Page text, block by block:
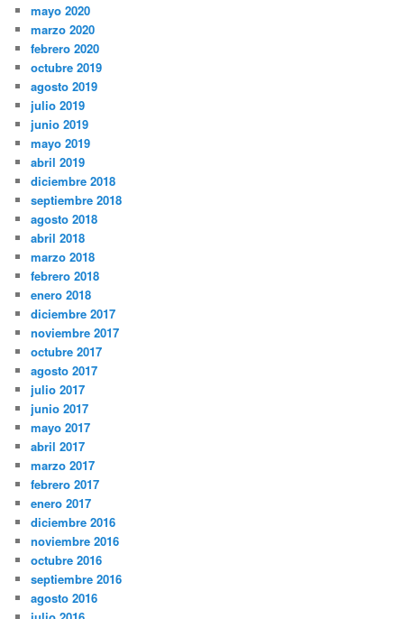
mayo 2020
marzo 2020
febrero 2020
octubre 2019
agosto 2019
julio 2019
junio 2019
mayo 2019
abril 2019
diciembre 2018
septiembre 2018
agosto 2018
abril 2018
marzo 2018
febrero 2018
enero 2018
diciembre 2017
noviembre 2017
octubre 2017
agosto 2017
julio 2017
junio 2017
mayo 2017
abril 2017
marzo 2017
febrero 2017
enero 2017
diciembre 2016
noviembre 2016
octubre 2016
septiembre 2016
agosto 2016